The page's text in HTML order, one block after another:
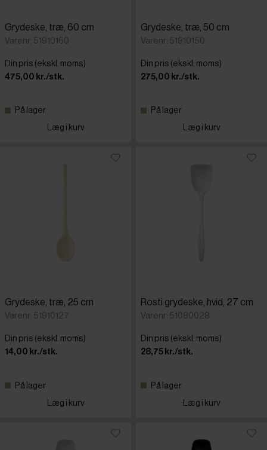
Grydeske, træ, 60 cm
Varenr: 51910160
Din pris (ekskl. moms)
475,00 kr./stk.
På lager
Læg i kurv
Grydeske, træ, 50 cm
Varenr: 51910150
Din pris (ekskl. moms)
275,00 kr./stk.
På lager
Læg i kurv
Grydeske, træ, 25 cm
Varenr: 51910127
Din pris (ekskl. moms)
14,00 kr./stk.
På lager
Læg i kurv
Rosti grydeske, hvid, 27 cm
Varenr: 51080028
Din pris (ekskl. moms)
28,75 kr./stk.
På lager
Læg i kurv